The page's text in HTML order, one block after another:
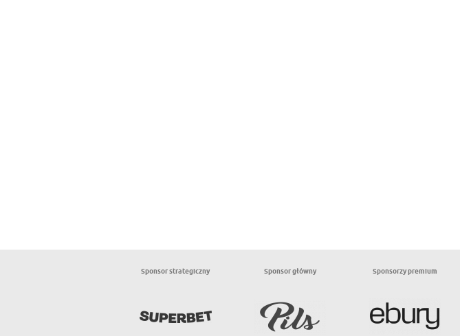
Sponsor strategiczny Sponsor główny Sponsorzy premium